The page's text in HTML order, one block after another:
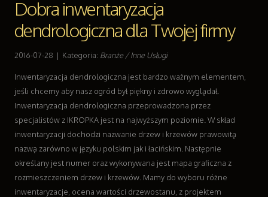
Dla Dzieci
Meble
Wyposażenie Wnętrz
Wyposażenie Łazienki
Sport
Elektronika, RTV, AGD
Art. Dla Zwierząt
Ogród, Rośliny
Chemia
Art. Spożywcze
Materiały Eksploatacyjne
Inne Sklepy
Dobra inwentaryzacja
dendrologiczna dla Twojej firmy
2016-07-28 | Kategoria: Branże / Inne Usługi
Inwentaryzacja dendrologiczna jest bardzo ważnym elementem,
jeśli chcemy aby nasz ogród był piękny i zdrowo wyglądał.
Inwentaryzacja dendrologiczna przeprowadzona przez
specjalistów z IKROPKA jest na najwyższym poziomie. W skład
inwentaryzacji dochodzi nazwanie drzew i krzewów prawowitą
nazwą zarówno w języku polskim jak i łacińskim. Następnie
określany jest numer oraz wykonywana jest mapa graficzna z
rozmieszczeniem drzew i krzewów. Mamy do wyboru różne
inwentaryzacje, ocena wartości drzewostanu, z projektem